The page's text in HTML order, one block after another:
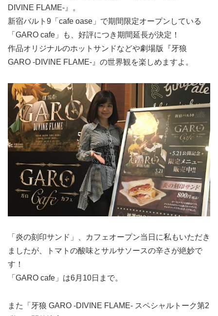
DIVINE FLAME-』。
新宿バルト9「cafe oase」で期間限定オープンしている
「GARO cafe」も、好評につき期間延長が決定！
作品オリジナルのホットサンドなどや劇場版『牙狼
GARO -DIVINE FLAME-』の世界観を楽しめますよ。
「炎の刻印サンド」、カフェオープン当日に私もいただき
ましたが、トマトの酸味とサルサソースの辛さが絶妙で
す！
「GARO cafe」は6月10日まで。
また「牙狼 GARO -DIVINE FLAME- スペシャルトーク第2